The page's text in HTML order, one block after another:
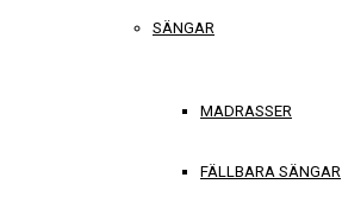
SÄNGAR
MADRASSER
FÄLLBARA SÄNGAR